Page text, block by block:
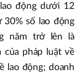
động dưới 12
số lao động
năm trở lên là
pháp luật về
lao động; doanh